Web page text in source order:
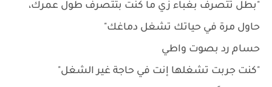
"بطل تتصرف بغباء زي ما كنت بتتصرف طول عمرك،
حاول مرة في حياتك تشغل دماغك"
حسام رد بصوت واطي
"كنت جربت تشغلها إنت في حاجة غير الشغل"